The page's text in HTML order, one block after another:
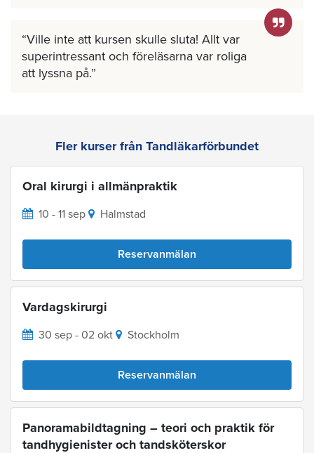
Ville inte att kursen skulle sluta! Allt var
superintressant och föreläsarna var roliga
att lyssna på.
Fler kurser från Tandläkarförbundet
Oral kirurgi i allmänpraktik
10 - 11 sep Halmstad
Reservanmälan
Vardagskirurgi
30 sep - 02 okt Stockholm
Reservanmälan
Panoramabildtagning – teori och praktik för
tandhygienister och tandsköterskor